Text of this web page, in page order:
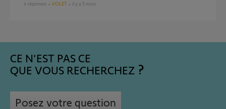
4 réponses VOLET il y a 5 mois
CE N'EST PAS CE
QUE VOUS RECHERCHEZ
Posez votre question